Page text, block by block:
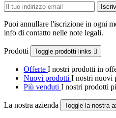
Puoi annullare l'iscrizione in ogni
info di contatto nelle note legali.
Prodotti Toggle prodotti links 
Offerte I nostri prodotti in
Nuovi prodotti I nostri nuovi
Più venduti I nostri prodotti
La nostra azienda Toggle la nostra